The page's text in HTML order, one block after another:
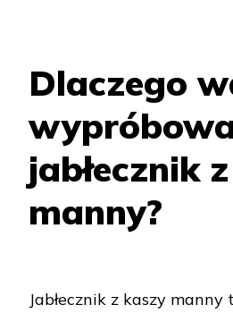
Dlaczego
jabłecznik
manny?
Jabłecznik z kaszy manny